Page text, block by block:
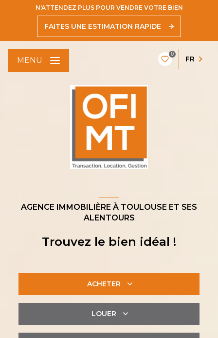
N'ATTENDEZ PLUS POUR VENDRE VOTRE BIEN
FAITES UNE ESTIMATION RAPIDE
0
FR
MENU
AGENCE IMMOBILIÈRE À TOULOUSE ET SES
ALENTOURS
Trouvez le bien idéal !
ACHETER
LOUER